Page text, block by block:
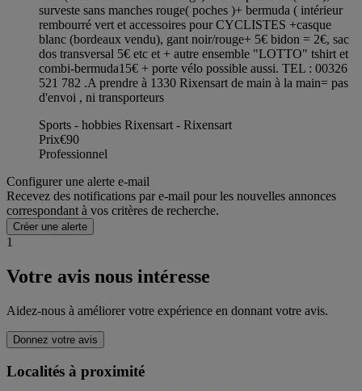
surveste sans manches rouge( poches )+ bermuda ( intérieur
rembourré vert et accessoires pour CYCLISTES +casque
blanc (bordeaux vendu), gant noir/rouge+ 5€ bidon = 2€, sac
dos transversal 5€ etc et + autre ensemble "LOTTO" tshirt et
combi-bermuda15€ + porte vélo possible aussi. TEL : 00326
521 782 .A prendre à 1330 Rixensart de main à la main= pas
d'envoi , ni transporteurs
Sports - hobbies Rixensart - Rixensart
Prix€90
Professionnel
Configurer une alerte e-mail
Recevez des notifications par e-mail pour les nouvelles annonces
correspondant à vos critères de recherche.
Créer une alerte
1
Votre avis nous intéresse
Aidez-nous à améliorer votre expérience en donnant votre avis.
Donnez votre avis
Localités à proximité